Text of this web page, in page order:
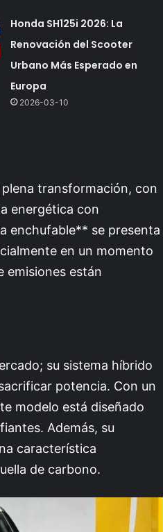
Honda SH125i 2026: La
Renovación del Scooter
Urbano Más Esperado en
Europa
2026-03-10
transformación, con
energética con
enchufable** se presenta
en un momento
emisiones están
su sistema híbrido
potencia. Con un
modelo está diseñado
Además, su
característica
de carbono.